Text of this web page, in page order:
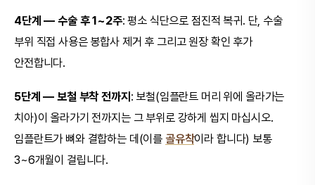
4단계 — 수술 후 1~2주: 평소 식단으로 점진적 복귀. 단, 수술
부위 직접 사용은 봉합사 제거 후 그리고 원장 확인 후가
안전합니다.
5단계 — 보철 부착 전까지: 보철(임플란트 머리 위에 올라가는
치아)이 올라가기 전까지는 그 부위로 강하게 씹지 마십시오.
임플란트가 뼈와 결합하는 데(이를 골유착이라 합니다) 보통
3~6개월이 걸립니다.